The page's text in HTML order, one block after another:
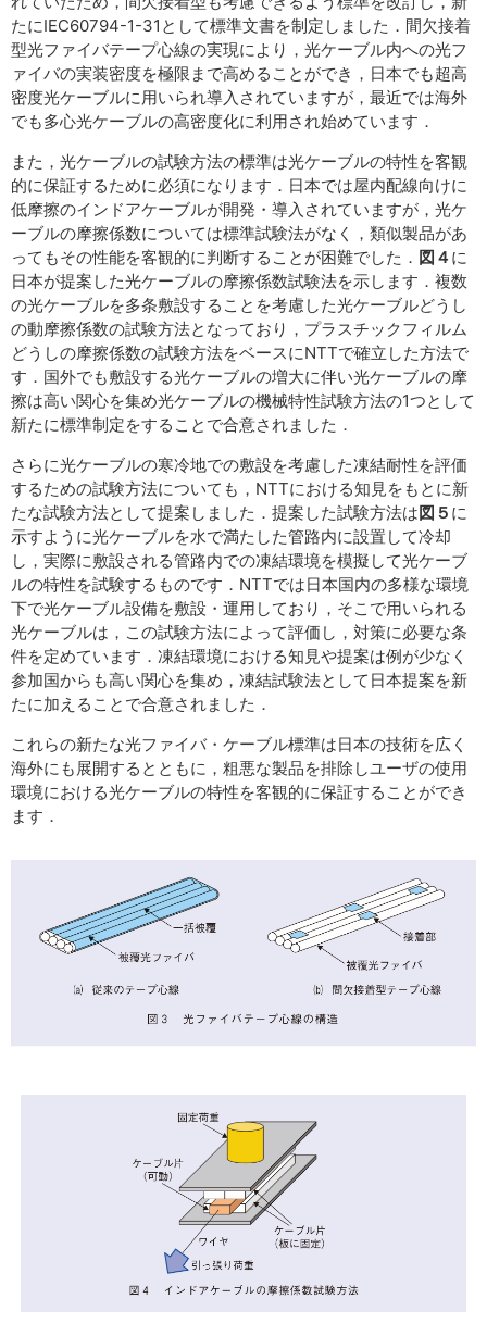
たにIEC60794-1-31として標準文書を制定しました．間欠接着
型光ファイバテープ心線の実現により，光ケーブル内への光フ
ァイバの実装密度を極限まで高めることができ，日本でも超高
密度光ケーブルに用いられ導入されていますが，最近では海外
でも多心光ケーブルの高密度化に利用され始めています．
また，光ケーブルの試験方法の標準は光ケーブルの特性を客観
的に保証するために必須になります．日本では屋内配線向けに
低摩擦のインドアケーブルが開発・導入されていますが，光ケ
ーブルの摩擦係数については標準試験法がなく，類似製品があ
ってもその性能を客観的に判断することが困難でした． 図４ に
日本が提案した光ケーブルの摩擦係数試験法を示します．複数
の光ケーブルを多条敷設することを考慮した光ケーブルどうし
の動摩擦係数の試験方法となっており，プラスチックフィルム
どうしの摩擦係数の試験方法をベースにNTTで確立した方法で
す．国外でも敷設する光ケーブルの増大に伴い光ケーブルの摩
擦は高い関心を集め光ケーブルの機械特性試験方法の1つとして
新たに標準制定をすることで合意されました．
さらに光ケーブルの寒冷地での敷設を考慮した凍結耐性を評価
するための試験方法についても，NTTにおける知見をもとに新
たな試験方法として提案しました．提案した試験方法は図５ に
示すように光ケーブルを水で満たした管路内に設置して冷却
し，実際に敷設される管路内での凍結環境を模擬して光ケーブ
ルの特性を試験するものです．NTTでは日本国内の多様な環境
下で光ケーブル設備を敷設・運用しており，そこで用いられる
光ケーブルは，この試験方法によって評価し，対策に必要な条
件を定めています．凍結環境における知見や提案は例が少なく
参加国からも高い関心を集め，凍結試験法として日本提案を新
たに加えることで合意されました．
これらの新たな光ファイバ・ケーブル標準は日本の技術を広く
海外にも展開するとともに，粗悪な製品を排除しユーザの使用
環境における光ケーブルの特性を客観的に保証することができ
ます．